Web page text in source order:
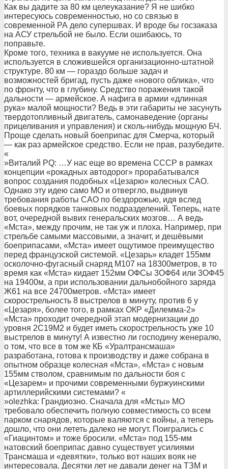
Как вы дадите за 80 км целеуказание? Я не шибко
интересуюсь современностью, но со связью в
современной РА дело супершвах. И вроде бы госзаказа
на АСУ стрельбой не было. Если ошибаюсь, то
поправьте.
Кроме того, техника в вакууме не используется. Она
используется в сложившейся организационно-штатной
структуре. 80 км — гораздо больше задач и
возможностей бригад, пусть даже «нового облика», что
по фронту, что в глубину. Средство поражения такой
дальности — армейское. А нафига в армии «длинная
рука» малой мощности? Ведь в эти габариты не засунуть
твердотопливный двигатель, самонаведение (органы
прицеливания и управления) и сколь-нибудь мощную БЧ.
Проще сделать новый боеприпас для Смерча, который
— как раз армейское средство. Если не прав, разубедите.
«
»Виталий PQ: …У нас еще во времена СССР в рамках
концепции «рокадных автодорог» прорабатывался
вопрос создания подобных «Цезарю» колесных САО.
Однако эту идею само МО и отвергло, выдвинув
требования работы САО по бездорожью, идя вслед
боевых порядков танковых подразделений. Теперь, нате
вот, очередной вывих генеральских мозгов… А ведь
«Мста», между прочим, не так уж и плоха. Например, при
стрельбе самыми массовыми, а значит, и дешёвыми
боеприпасами, «Мста» имеет ощутимое преимущество
перед французской системой. «Цезарь» кладет 155мм
осколочно-фугасный снаряд М107 на 18300метров, в то
время как «Мста» кидает 152мм ОФСы 3ОФ64 или 3ОФ45
на 19400м, а при использовании дальнобойного заряда
Ж61 на все 24700метров. «Мста» имеет
скорострельность 8 выстрелов в минуту, против 6 у
«Цезаря», более того, в рамках ОКР «Дилемма-2»
«Мста» проходит очередной этап модернизации до
уровня 2С19М2 и будет иметь скорострельность уже 10
выстрелов в минуту! А известно ли господину женералю,
о том, что все в том же КБ «Уралтрансмаша»
разработана, готова к производству и даже собрана в
опытном образце колесная «Мста», «Мста» с новым
155мм стволом, сравнимым по дальности боя с
«Цезарем» и прочими современными буржуинскими
артиллерийскими системами? «
»olezhka: Грандиозно. Сначала для «Мсты» МО
требовало обеспечить полную совместимость со всем
парком снарядов, которые валяются с войны, а теперь
дошло, что они лететь далеко не могут. Поигрались с
«Гиацинтом» и тоже бросили. «Мста» под 155-мм
натовский боеприпас давно существует усилиями
Трансмаша и «девятки», только вот наших вояк не
интересовала. Десятки лет не давали денег на ТЗМ и